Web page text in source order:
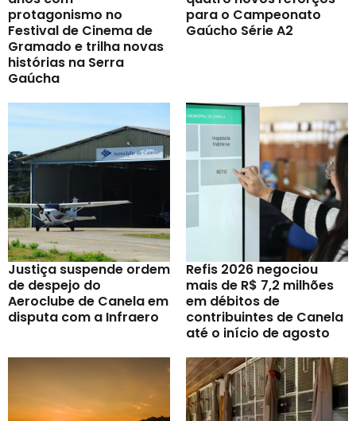
protagonismo no
Festival de Cinema de
Gramado e trilha novas
histórias na Serra
Gaúcha
para o Campeonato
Gaúcho Série A2
Justiça suspende ordem
de despejo do
Aeroclube de Canela em
disputa com a Infraero
Refis 2026 negociou
mais de R$ 7,2 milhões
em débitos de
contribuintes de Canela
até o início de agosto